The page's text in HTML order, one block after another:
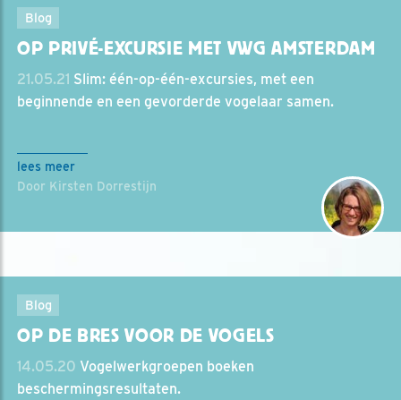
Blog
OP PRIVÉ-EXCURSIE MET VWG AMSTERDAM
21.05.21 Slim: één-op-één-excursies, met een
beginnende en een gevorderde vogelaar samen.
lees meer
Door Kirsten Dorrestijn
Blog
OP DE BRES VOOR DE VOGELS
14.05.20 Vogelwerkgroepen boeken
beschermingsresultaten.